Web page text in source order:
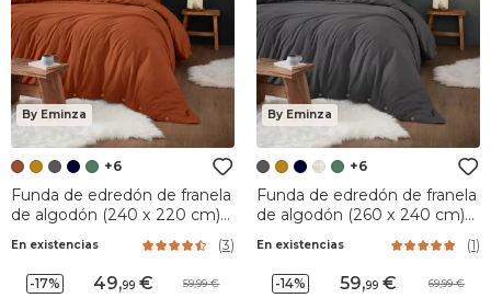
By Eminza
+6
Funda de edredón de franela
de algodón (240 x 220 cm)
En existencias (3)
-17% 49,99 59,99
By Eminza
+6
Funda de edredón de franela
de algodón (260 x 240 cm)
En existencias (1)
-14% 59,99 69,99